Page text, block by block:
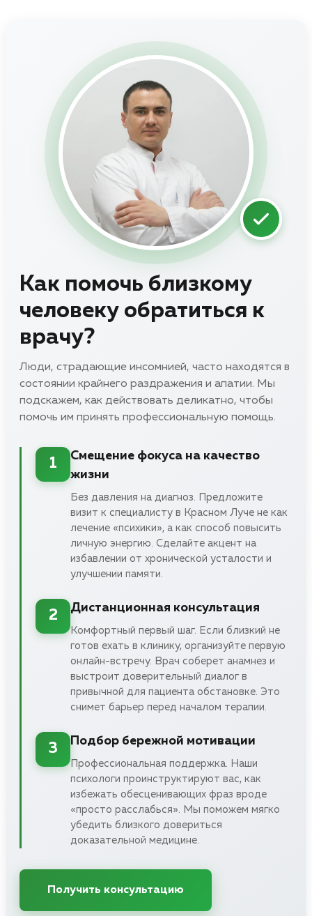
Как помочь близкому
человеку обратиться к
врачу?
Люди, страдающие инсомнией, часто находятся в
состоянии крайнего раздражения и апатии. Мы
подскажем, как действовать деликатно, чтобы
помочь им принять профессиональную помощь.
1
Смещение фокуса на качество
жизни
Без давления на диагноз. Предложите
визит к специалисту в Красном Луче не как
лечение «психики», а как способ повысить
личную энергию. Сделайте акцент на
избавлении от хронической усталости и
улучшении памяти.
2
Дистанционная консультация
Комфортный первый шаг. Если близкий не
готов ехать в клинику, организуйте первую
онлайн-встречу. Врач соберет анамнез и
выстроит доверительный диалог в
привычной для пациента обстановке. Это
снимет барьер перед началом терапии.
3
Подбор бережной мотивации
Профессиональная поддержка. Наши
психологи проинструктируют вас, как
избежать обесценивающих фраз вроде
«просто расслабься». Мы поможем мягко
убедить близкого довериться
доказательной медицине.
Получить консультацию